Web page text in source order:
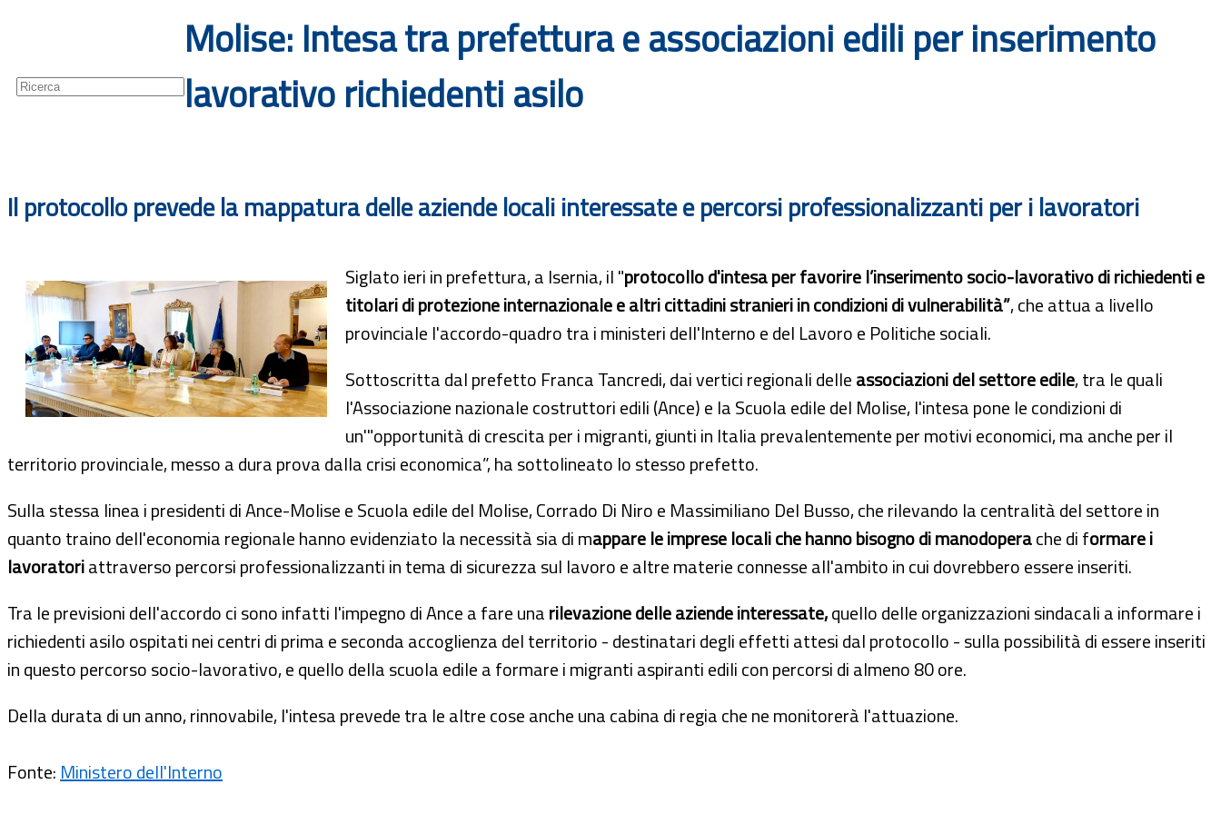
Molise: Intesa tra prefettura e associazioni edili per inserimento
lavorativo richiedenti asilo
Il protocollo prevede la mappatura delle aziende locali interessate e percorsi professionalizzanti per i lavoratori
Siglato ieri in prefettura, a Isernia, il "protocollo d'intesa per favorire l’inserimento socio-lavorativo di richiedenti e
titolari di protezione internazionale e altri cittadini stranieri in condizioni di vulnerabilità”, che attua a livello
provinciale l'accordo-quadro tra i ministeri dell'Interno e del Lavoro e Politiche sociali.
Sottoscritta dal prefetto Franca Tancredi, dai vertici regionali delleassociazioni del settore edile, tra le quali
l'Associazione nazionale costruttori edili (Ance) e la Scuola edile del Molise, l'intesa pone le condizioni di
un'"opportunità di crescita per i migranti, giunti in Italia prevalentemente per motivi economici, ma anche per il
territorio provinciale, messo a dura prova dalla crisi economica”, ha sottolineato lo stesso prefetto.
Sulla stessa linea i presidenti di Ance-Molise e Scuola edile del Molise, Corrado Di Niro e Massimiliano Del Busso, che rilevando la centralità del settore in
quanto traino dell'economia regionale hanno evidenziato la necessità sia di mappare le imprese locali che hanno bisogno di manodoperache di formare i
lavoratoriattraverso percorsi professionalizzanti in tema di sicurezza sul lavoro e altre materie connesse all'ambito in cui dovrebbero essere inseriti.
Tra le previsioni dell'accordo ci sono infatti l'impegno di Ance a fare unarilevazione delle aziende interessate,quello delle organizzazioni sindacali a informare i
richiedenti asilo ospitati nei centri di prima e seconda accoglienza del territorio - destinatari degli effetti attesi dal protocollo - sulla possibilità di essere inseriti
in questo percorso socio-lavorativo, e quello della scuola edile a formare i migranti aspiranti edili con percorsi di almeno 80 ore.
Della durata di un anno, rinnovabile, l'intesa prevede tra le altre cose anche una cabina di regia che ne monitorerà l'attuazione.
Fonte: Ministero dell'Interno